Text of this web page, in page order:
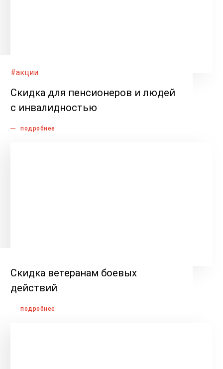
#акции
Скидка для пенсионеров и людей
с инвалидностью
подробнее
Скидка ветеранам боевых
действий
подробнее